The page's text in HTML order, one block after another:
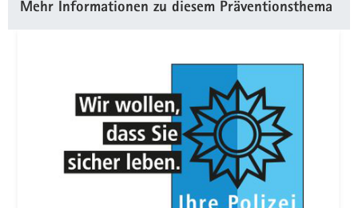
Information
Mehr Informationen zu diesem Präventionsthema